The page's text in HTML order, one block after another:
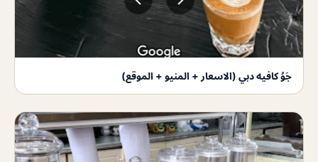
جَوُ كافيه دبي (الاسعار + المنيو + الموقع)